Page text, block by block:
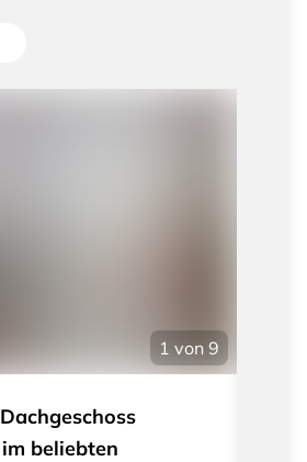
1 von 9
beliebten